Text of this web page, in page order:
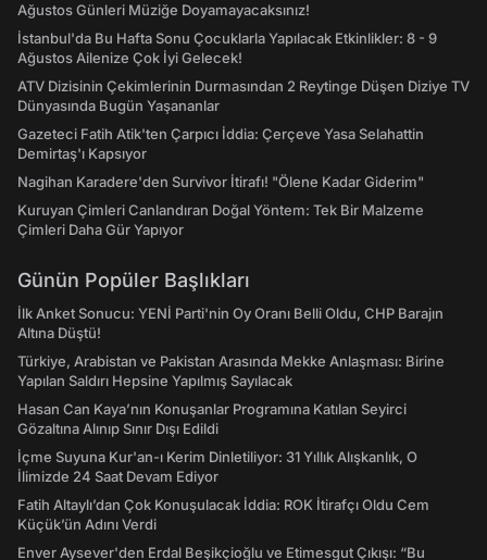
Ağustos Günleri Müziğe Doyamayacaksınız!
İstanbul'da Bu Hafta Sonu Çocuklarla Yapılacak Etkinlikler: 8 - 9
Ağustos Ailenize Çok İyi Gelecek!
ATV Dizisinin Çekimlerinin Durmasından 2 Reytinge Düşen Diziye TV
Dünyasında Bugün Yaşananlar
Gazeteci Fatih Atik'ten Çarpıcı İddia: Çerçeve Yasa Selahattin
Demirtaş'ı Kapsıyor
Nagihan Karadere'den Survivor İtirafı! "Ölene Kadar Giderim"
Kuruyan Çimleri Canlandıran Doğal Yöntem: Tek Bir Malzeme
Çimleri Daha Gür Yapıyor
Günün Popüler Başlıkları
İlk Anket Sonucu: YENİ Parti'nin Oy Oranı Belli Oldu, CHP Barajın
Altına Düştü!
Türkiye, Arabistan ve Pakistan Arasında Mekke Anlaşması: Birine
Yapılan Saldırı Hepsine Yapılmış Sayılacak
Hasan Can Kaya’nın Konuşanlar Programına Katılan Seyirci
Gözaltına Alınıp Sınır Dışı Edildi
İçme Suyuna Kur'an-ı Kerim Dinletiliyor: 31 Yıllık Alışkanlık, O
İlimizde 24 Saat Devam Ediyor
Fatih Altaylı’dan Çok Konuşulacak İddia: ROK İtirafçı Oldu Cem
Küçük’ün Adını Verdi
Enver Aysever'den Erdal Beşikçioğlu ve Etimesgut Çıkışı: “Bu